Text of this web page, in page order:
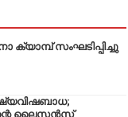
സംഘടിപ്പിച്ചു
ലൈസൻസ്